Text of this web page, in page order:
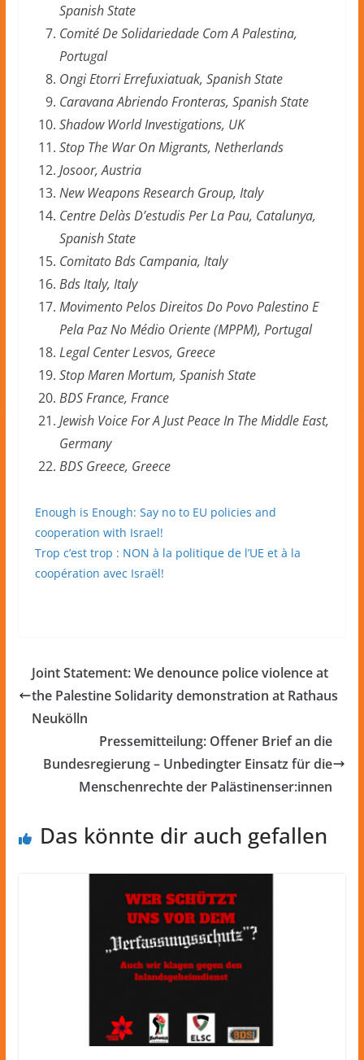
Spanish State
Comité De Solidariedade Com A Palestina,
Portugal
Ongi Etorri Errefuxiatuak, Spanish State
Caravana Abriendo Fronteras, Spanish State
Shadow World Investigations, UK
Stop The War On Migrants, Netherlands
Josoor, Austria
New Weapons Research Group, Italy
Centre Delàs D’estudis Per La Pau, Catalunya,
Spanish State
Comitato Bds Campania, Italy
Bds Italy, Italy
Movimento Pelos Direitos Do Povo Palestino E
Pela Paz No Médio Oriente (MPPM), Portugal
Legal Center Lesvos, Greece
Stop Maren Mortum, Spanish State
BDS France, France
Jewish Voice For A Just Peace In The Middle East,
Germany
BDS Greece, Greece
Enough is Enough: Say no to EU policies and
cooperation with Israel!
Trop c’est trop : NON à la politique de l’UE et à la
coopération avec Israël!
Joint Statement: We denounce police violence at
the Palestine Solidarity demonstration at Rathaus
Neukölln
Pressemitteilung: Offener Brief an die
Bundesregierung – Unbedingter Einsatz für die
Menschenrechte der Palästinenser:innen
Das könnte dir auch gefallen